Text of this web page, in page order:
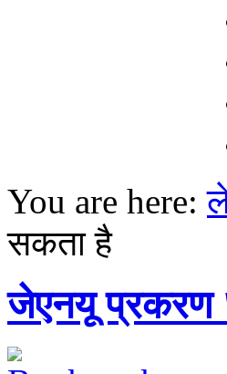
You are here:
सकता है
जेएनयू प्रकरण